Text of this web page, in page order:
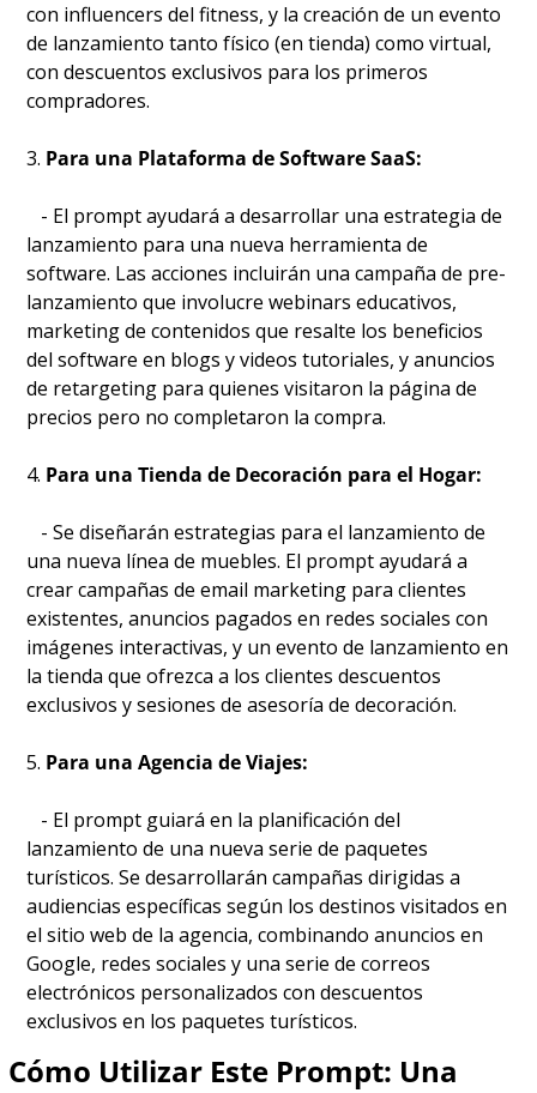
con influencers del fitness, y la creación de un evento
de lanzamiento tanto físico (en tienda) como virtual,
con descuentos exclusivos para los primeros
compradores.
3. Para una Plataforma de Software SaaS:
lanzamiento para una nueva herramienta de
software. Las acciones incluirán una campaña de pre-
lanzamiento que involucre webinars educativos,
marketing de contenidos que resalte los beneficios
del software en blogs y videos tutoriales, y anuncios
de retargeting para quienes visitaron la página de
precios pero no completaron la compra.
4. Para una Tienda de Decoración para el Hogar:
una nueva línea de muebles. El prompt ayudará a
crear campañas de email marketing para clientes
existentes, anuncios pagados en redes sociales con
imágenes interactivas, y un evento de lanzamiento en
la tienda que ofrezca a los clientes descuentos
exclusivos y sesiones de asesoría de decoración.
5. Para una Agencia de Viajes:
lanzamiento de una nueva serie de paquetes
turísticos. Se desarrollarán campañas dirigidas a
audiencias específicas según los destinos visitados en
el sitio web de la agencia, combinando anuncios en
Google, redes sociales y una serie de correos
electrónicos personalizados con descuentos
exclusivos en los paquetes turísticos.
Cómo Utilizar Este Prompt: Una